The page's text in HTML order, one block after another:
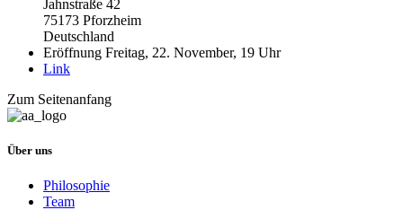
Jahnstraße 42
75173 Pforzheim
Deutschland
Eröffnung Freitag, 22. November, 19 Uhr
Link
Zum Seitenanfang
Über uns
Philosophie
Team